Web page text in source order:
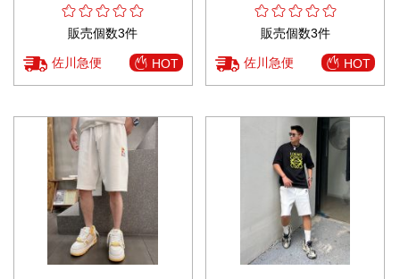
販売個数3件
佐川急便 HOT
販売個数3件
佐川急便 HOT